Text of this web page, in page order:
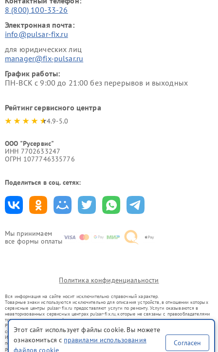
Мы принимаем
все формы оплаты
8 (800) 100-33-26
Электронная почта:
info@pulsar-fix.ru
для юридических лиц
manager@fix-pulsar.ru
График работы:
ПН-ВСК с 9:00 до 21:00 без перерывов и выходных
Рейтинг сервисного центра
4.9-5.0
ООО "Русервис"
ИНН 7702633247
ОГРН 1077746335776
Поделиться в соц. сетях:
Политика конфиденциальности
Вся информация на сайте носит исключительно справочный характер.
Товарные знаки используются исключительно для описания устройств, в отношении которых
сервисные центры pulsar-fix.ru предоставляют услуги по ремонту. Услуги оказываются в
неавторизованных сервисных центрах pulsar-fix.ru, которые не связаны с правообладателями
товарных знаков или их официальными представителями.
Ремонт осуществляется для устройств, уже введенных в гражданский оборот в соответствии
со статьей 1487 ГК РФ.
Использование товарных знаков не преследует цели индивидуализации услуг или введения
потребителей в заблуждение, а служит для информирования о предоставляемых услугах по
ремонту техники указанных брендов.
Этот сайт использует файлы cookie. Вы можете
ознакомиться с правилами использования
файлов cookie
Согласен